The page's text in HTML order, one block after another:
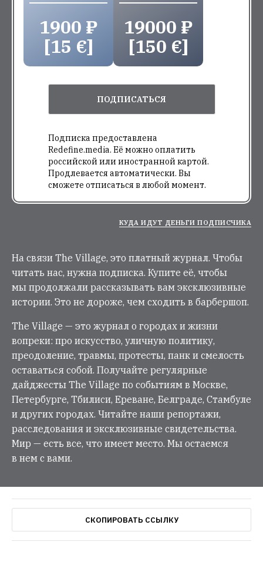
1900 ₽
[15 €]
19000 ₽
[150 €]
ПОДПИСАТЬСЯ
Подписка предоставлена
Redefine.media. Её можно оплатить
российской или иностранной картой.
Продлевается автоматически. Вы
сможете отписаться в любой момент.
КУДА ИДУТ ДЕНЬГИ ПОДПИСЧИКА
На связи The Village, это платный журнал. Чтобы
читать нас, нужна подписка. Купите её, чтобы
мы продолжали рассказывать вам эксклюзивные
истории. Это не дороже, чем сходить в барбершоп.
The Village — это журнал о городах и жизни
вопреки: про искусство, уличную политику,
преодоление, травмы, протесты, панк и смелость
оставаться собой. Получайте регулярные
дайджесты The Village по событиям в Москве,
Петербурге, Тбилиси, Ереване, Белграде, Стамбуле
и других городах. Читайте наши репортажи,
расследования и эксклюзивные свидетельства.
Мир — есть все, что имеет место. Мы остаемся
в нем с вами.
СКОПИРОВАТЬ ССЫЛКУ